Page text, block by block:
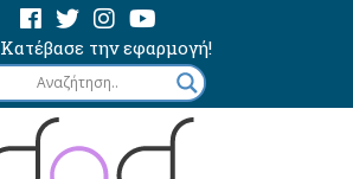
Κατέβασε την εφαρμογή!